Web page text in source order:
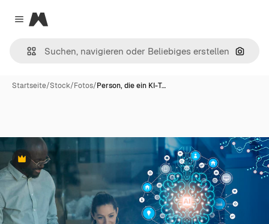
Close menu
Magnific
Nach
Startseite/Stock/Fotos/Person, die ein KI-T…
Premium